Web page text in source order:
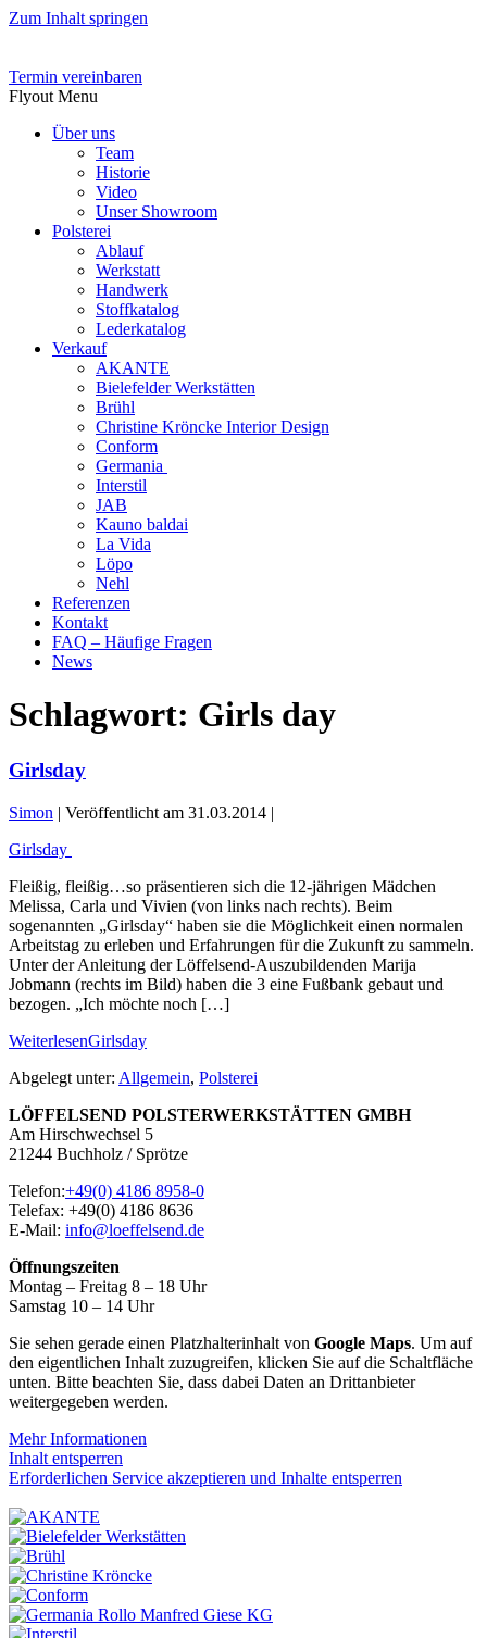
Zum Inhalt springen
Termin vereinbaren
Flyout Menu
Über uns
Team
Historie
Video
Unser Showroom
Polsterei
Ablauf
Werkstatt
Handwerk
Stoffkatalog
Lederkatalog
Verkauf
AKANTE
Bielefelder Werkstätten
Brühl
Christine Kröncke Interior Design
Conform
Germania
Interstil
JAB
Kauno baldai
La Vida
Löpo
Nehl
Referenzen
Kontakt
FAQ – Häufige Fragen
News
Schlagwort: Girls day
Girlsday
Simon | Veröffentlicht am 31.03.2014 |
Girlsday
Fleißig, fleißig…so präsentieren sich die 12-jährigen Mädchen
Melissa, Carla und Vivien (von links nach rechts). Beim
sogenannten „Girlsday“ haben sie die Möglichkeit einen normalen
Arbeitstag zu erleben und Erfahrungen für die Zukunft zu sammeln.
Unter der Anleitung der Löffelsend-Auszubildenden Marija
Jobmann (rechts im Bild) haben die 3 eine Fußbank gebaut und
bezogen. „Ich möchte noch […]
WeiterlesenGirlsday
Abgelegt unter: Allgemein, Polsterei
LÖFFELSEND POLSTERWERKSTÄTTEN GMBH
Am Hirschwechsel 5
21244 Buchholz / Sprötze
Telefon:+49(0) 4186 8958-0
Telefax: +49(0) 4186 8636
E-Mail: info@loeffelsend.de
Öffnungszeiten
Montag – Freitag 8 – 18 Uhr
Samstag 10 – 14 Uhr
Sie sehen gerade einen Platzhalterinhalt von Google Maps. Um auf
den eigentlichen Inhalt zuzugreifen, klicken Sie auf die Schaltfläche
unten. Bitte beachten Sie, dass dabei Daten an Drittanbieter
weitergegeben werden.
Mehr Informationen
Inhalt entsperren
Erforderlichen Service akzeptieren und Inhalte entsperren